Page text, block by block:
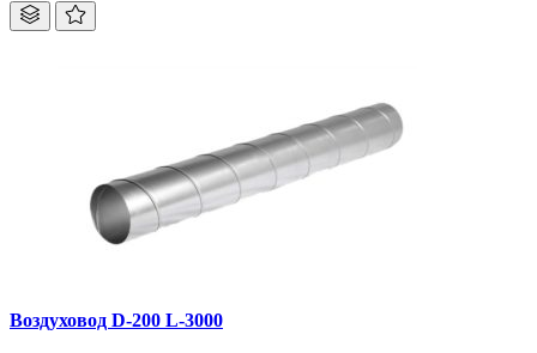
Воздуховод D-200 L-3000